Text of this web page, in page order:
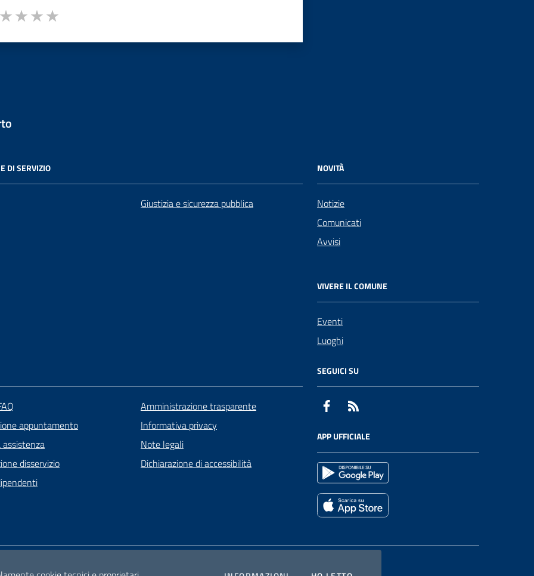
da 1 a 5 stelle la pagina
DI SERVIZIO
Giustizia e sicurezza pubblica
NOVITÀ
Notizie
Comunicati
Avvisi
VIVERE IL COMUNE
Eventi
Luoghi
appuntamento
assistenza
disservizio
Amministrazione trasparente
Informativa privacy
Note legali
Dichiarazione di accessibilità
SEGUICI SU
Facebook
APP UFFICIALE